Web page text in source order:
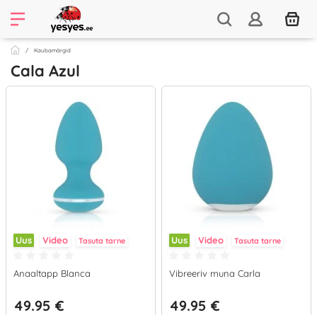
Kaubamärgid
Cala Azul
Uus Video Tasuta tarne
Anaaltapp Blanca
49.95 €
Uus Video Tasuta tarne
Vibreeriv muna Carla
49.95 €